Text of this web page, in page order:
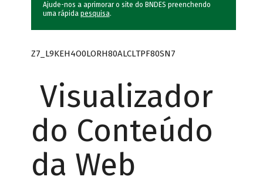
Ajude-nos a aprimorar o site do BNDES preenchendo
uma rápida pesquisa.
Z7_L9KEH4O0LORH80ALCLTPF80SN7
Visualizador
do Conteúdo
da Web